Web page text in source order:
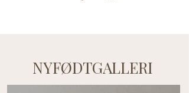
NYFØDTGALLERI